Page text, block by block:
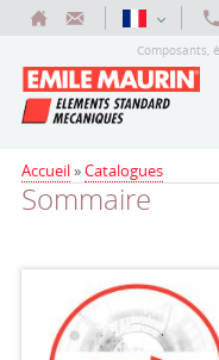
Composants,
Accueil»Catalogues
Sommaire